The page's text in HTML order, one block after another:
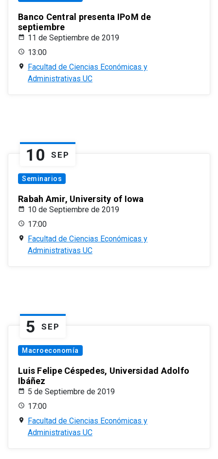
Banco Central presenta IPoM de
septiembre
11 de Septiembre de 2019
13:00
Facultad de Ciencias Económicas y
Administrativas UC
10 SEP
Seminarios
Rabah Amir, University of Iowa
10 de Septiembre de 2019
17:00
Facultad de Ciencias Económicas y
Administrativas UC
5 SEP
Macroeconomía
Luis Felipe Céspedes, Universidad Adolfo
Ibáñez
5 de Septiembre de 2019
17:00
Facultad de Ciencias Económicas y
Administrativas UC